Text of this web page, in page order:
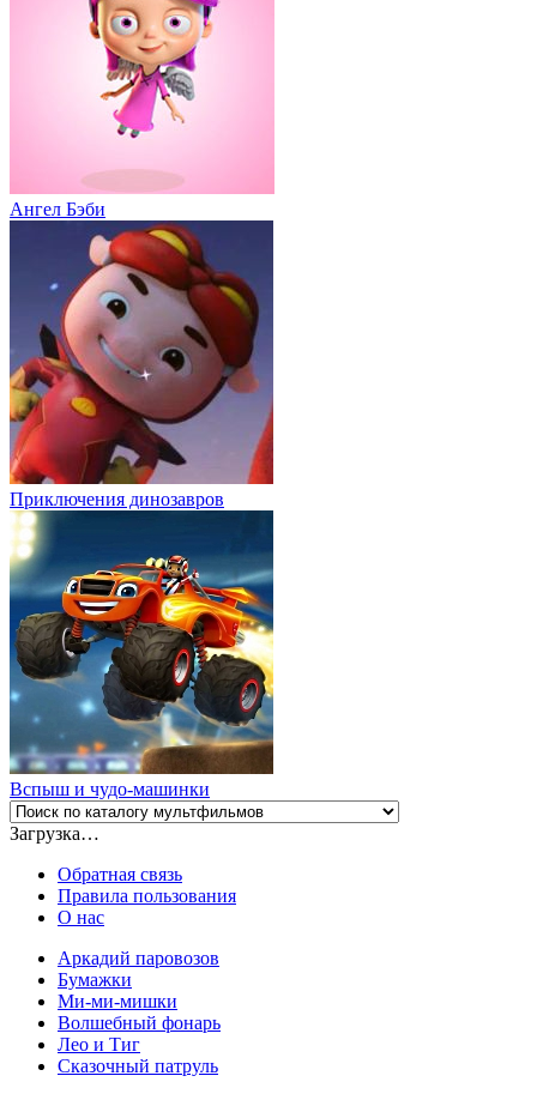
Ангел Бэби
Приключения динозавров
Вспыш и чудо-машинки
Загрузка…
Обратная связь
Правила пользования
О нас
Аркадий паровозов
Бумажки
Ми-ми-мишки
Волшебный фонарь
Лео и Тиг
Сказочный патруль